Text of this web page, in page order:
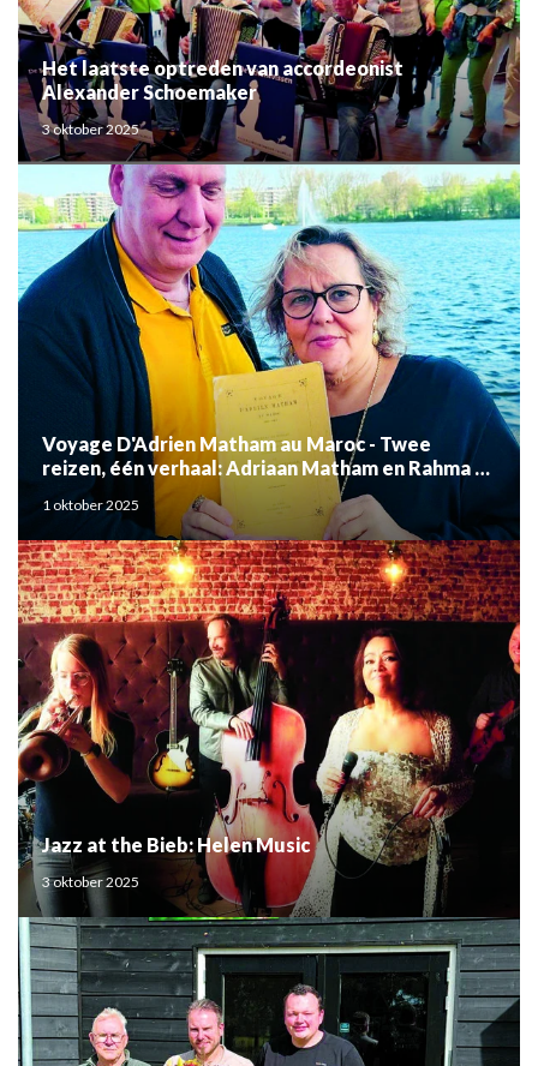
Het laatste optreden van accordeonist
Alexander Schoemaker
3 oktober 2025
Voyage D'Adrien Matham au Maroc - Twee
reizen, één verhaal: Adriaan Matham en Rahma el
Mouden
1 oktober 2025
Jazz at the Bieb: Helen Music
3 oktober 2025